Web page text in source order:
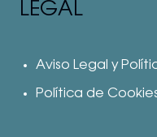
LEGAL
Aviso Legal y
Política de